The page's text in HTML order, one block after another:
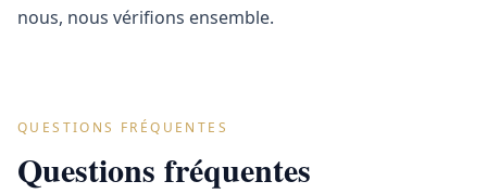
nous, nous vérifions ensemble.
QUESTIONS FRÉQUENTES
Questions fréquentes